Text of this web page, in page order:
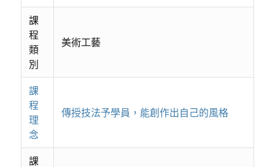
課
程
類
別
美術工藝
課
程
理
念
傳授技法予學員，能創作出自己的風格
課